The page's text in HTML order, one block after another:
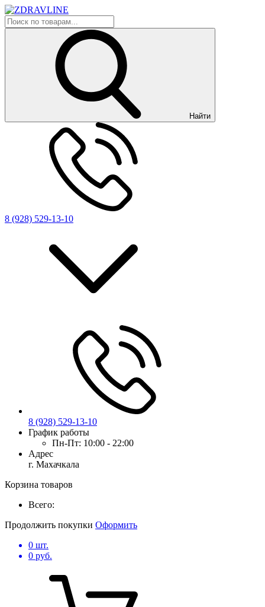
Найти
8 (928) 529-13-10
8 (928) 529-13-10
График работы
Пн-Пт: 10:00 - 22:00
Адрес
г. Махачкала
Корзина товаров
Всего:
Продолжить покупки Оформить
0 шт.
0 руб.